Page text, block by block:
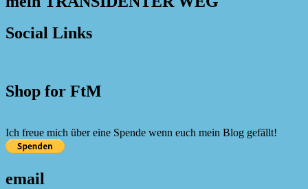
Social Links
Shop for FtM
Ich freue mich über eine Spende wenn euch mein Blog gefällt!
email